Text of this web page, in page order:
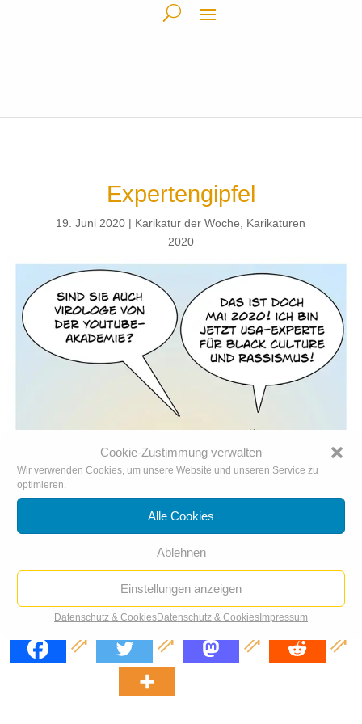
Cookie-Zustimmung verwalten
Wir verwenden Cookies, um unsere Website und unseren Service zu
optimieren.
Alle Cookies
Ablehnen
Einstellungen anzeigen
Datenschutz & CookiesDatenschutz & Cookies Impressum
Expertengipfel
19. Juni 2020 Karikatur der Woche
Karikaturen
2020
Expertengipfel